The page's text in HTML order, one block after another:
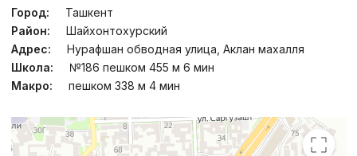
Город:
Ташкент
Район:
Шайхонтохурский
Адрес:
Нурафшан обводная улица, Аклан махалля
Школа:
№186 пешком 455 м 6 мин
Макро:
пешком 338 м 4 мин